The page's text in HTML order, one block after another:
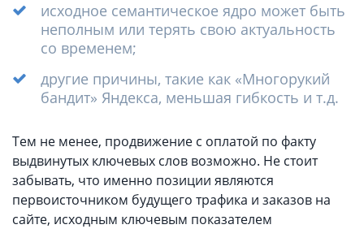
исходное семантическое ядро может быть
неполным или терять свою актуальность
со временем;
другие причины, такие как «Многорукий
бандит» Яндекса, меньшая гибкость и т.д.
Тем не менее, продвижение с оплатой по факту
выдвинутых ключевых слов возможно. Не стоит
забывать, что именно позиции являются
первоисточником будущего трафика и заказов на
сайте, исходным ключевым показателем